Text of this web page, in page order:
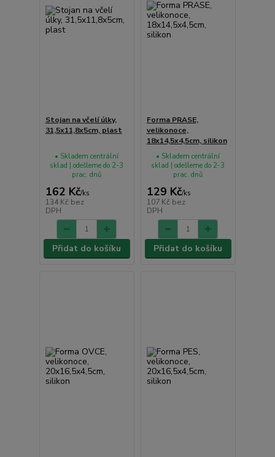
Stojan na včelí úlky,
31,5x11,8x5cm, plast
162 Kč/ks
134 Kč bez
DPH
• Skladem centrální
sklad | odešleme do 2-3
prac. dnů
Přidat do košíku
Forma PRASE,
velikonoce,
18x14,5x4,5cm, silikon
129 Kč/ks
107 Kč bez
DPH
• Skladem centrální
sklad | odešleme do 2-3
prac. dnů
Přidat do košíku